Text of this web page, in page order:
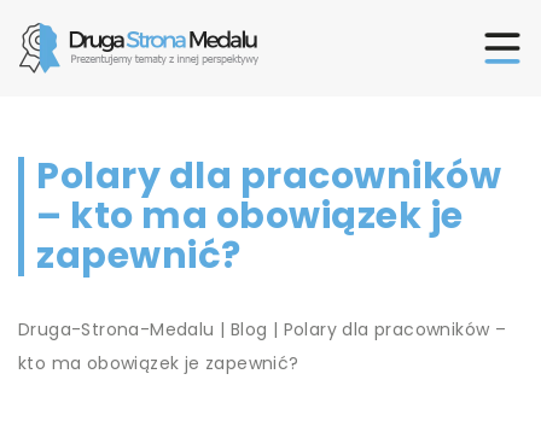
Polary dla pracowników
– kto ma obowiązek je
zapewnić?
Druga-Strona-Medalu | Blog | Polary dla pracowników –
kto ma obowiązek je zapewnić?